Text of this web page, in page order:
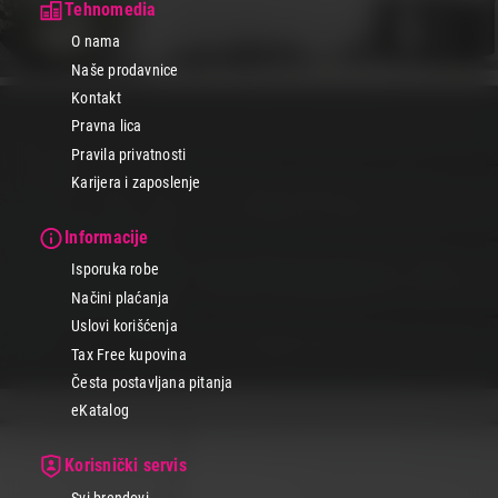
Tehnomedia
O nama
Naše prodavnice
Kontakt
Pravna lica
Pravila privatnosti
Karijera i zaposlenje
Informacije
Isporuka robe
Načini plaćanja
Uslovi korišćenja
Tax Free kupovina
Česta postavljana pitanja
eKatalog
Korisnički servis